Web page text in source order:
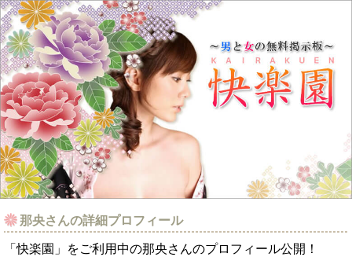
那央さんの詳細プロフィール
「快楽園」をご利用中の那央さんのプロフィール公開！